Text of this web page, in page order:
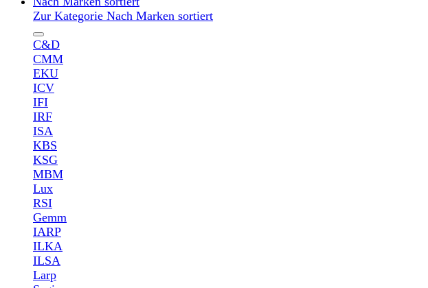
Zur Kategorie Nach Marken sortiert
C&D
CMM
EKU
ICV
IFI
IRF
ISA
KBS
KSG
MBM
Lux
RSI
Gemm
IARP
ILKA
ILSA
Larp